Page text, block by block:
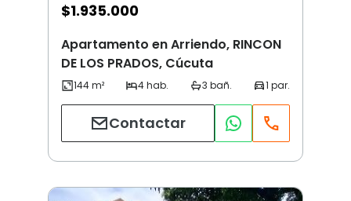
$1.935.000
Apartamento en Arriendo, RINCON
DE LOS PRADOS, Cúcuta
Contactar